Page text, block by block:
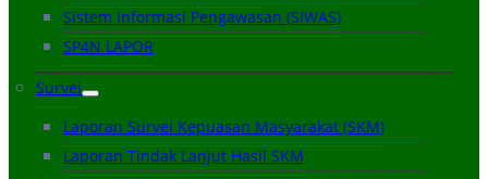
Sistem Informasi Pengawasan (SIWAS)
SP4N LAPOR
Survei
Laporan Survei Kepuasan Masyarakat (SKM)
Laporan Tindak Lanjut Hasil SKM